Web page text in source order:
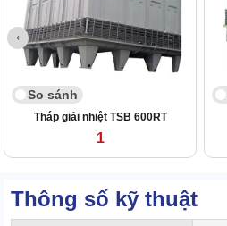
So sánh
Tháp giải nhiệt TSB 600RT
1
Thông số kỹ thuật